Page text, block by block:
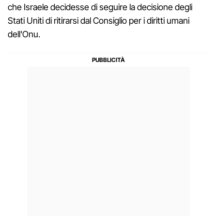
che Israele decidesse di seguire la decisione degli
Stati Uniti di ritirarsi dal Consiglio per i diritti umani
dell'Onu.